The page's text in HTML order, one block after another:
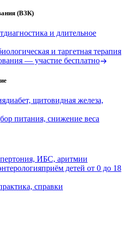
(ВЗК)
диагностика и длительное
и таргетная терапия
— участие бесплатно
диабет, щитовидная железа,
питания, снижение веса
ИБС, аритмии
приём детей от 0 до 18
справки